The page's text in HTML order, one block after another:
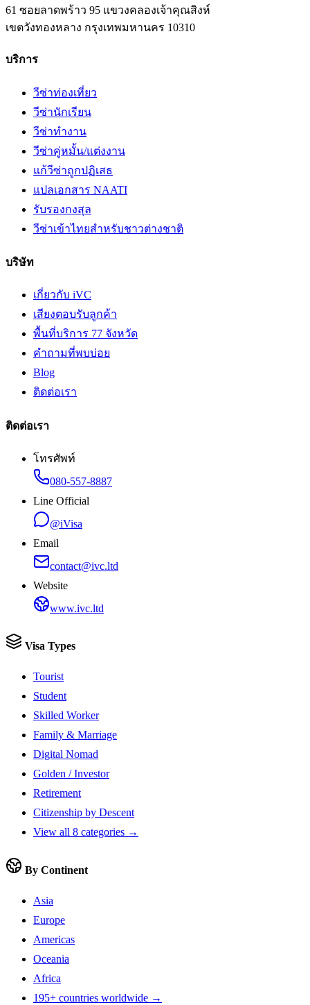
61 ซอยลาดพร้าว 95 แขวงคลองเจ้าคุณสิงห์
เขตวังทองหลาง กรุงเทพมหานคร 10310
บริการ
วีซ่าท่องเที่ยว
วีซ่านักเรียน
วีซ่าทำงาน
วีซ่าคู่หมั้น/แต่งงาน
แก้วีซ่าถูกปฏิเสธ
แปลเอกสาร NAATI
รับรองกงสุล
วีซ่าเข้าไทยสำหรับชาวต่างชาติ
บริษัท
เกี่ยวกับ iVC
เสียงตอบรับลูกค้า
พื้นที่บริการ 77 จังหวัด
คำถามที่พบบ่อย
Blog
ติดต่อเรา
ติดต่อเรา
โทรศัพท์
080-557-8887
Line Official
@iVisa
Email
contact@ivc.ltd
Website
www.ivc.ltd
Visa Types
Tourist
Student
Skilled Worker
Family & Marriage
Digital Nomad
Golden / Investor
Retirement
Citizenship by Descent
View all 8 categories →
By Continent
Asia
Europe
Americas
Oceania
Africa
195+ countries worldwide →